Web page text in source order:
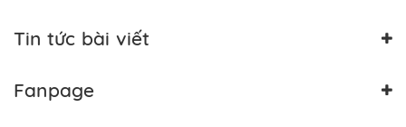
Tin tức bài viết
Fanpage